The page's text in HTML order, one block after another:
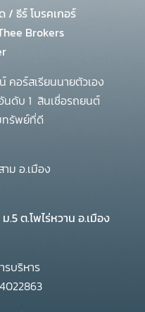
/ ธีร์ โบรคเกอร์
Brokers
คอร์สเรียนนายตัวเอง
นดับ 1 สินเชื่อรถยนต์
ทรัพย์ที่ดี
ม อ.เมือง
.5 ต.โพไร่หวาน อ.เมือง
บริหาร